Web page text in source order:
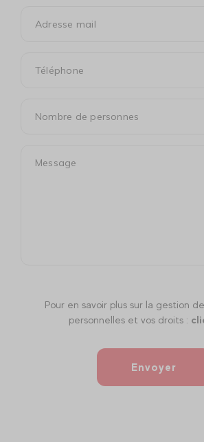
Pour en savoir plus sur la gestion
personnelles et vos droits :
Envoyer